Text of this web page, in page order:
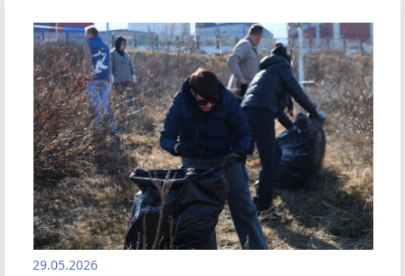
29.05.2026